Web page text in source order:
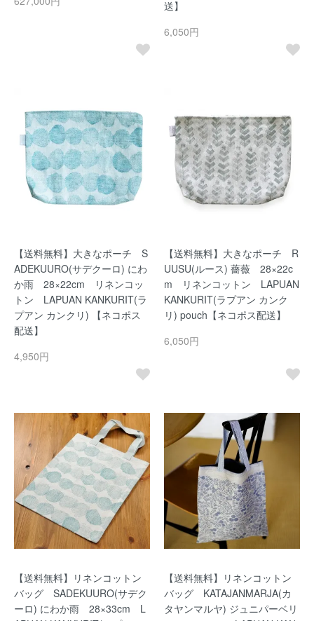
送】
6,050円
【送料無料】大きなポーチ S
ADEKUURO(サデクーロ) にわ
か雨 28×22cm リネンコッ
トン LAPUAN KANKURIT(ラ
プアン カンクリ) 【ネコポス
配送】
4,950円
【送料無料】大きなポーチ R
UUSU(ルース) 薔薇 28×22c
m リネンコットン LAPUAN
KANKURIT(ラプアン カンク
リ) pouch【ネコポス配送】
6,050円
【送料無料】リネンコットン
バッグ SADEKUURO(サデク
ーロ) にわか雨 28×33cm L
【送料無料】リネンコットン
バッグ KATAJANMARJA(カ
タヤンマルヤ) ジュニパーベリ